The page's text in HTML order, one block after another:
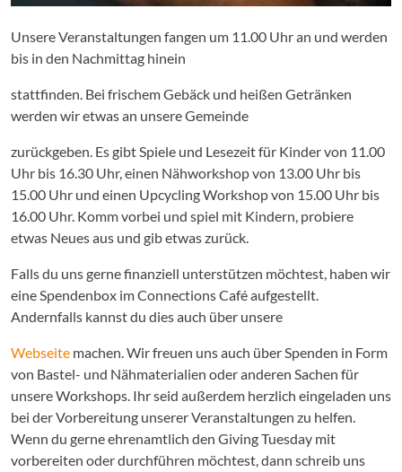
Unsere Veranstaltungen fangen um 11.00 Uhr an und werden
bis in den Nachmittag hinein
stattfinden. Bei frischem Gebäck und heißen Getränken
werden wir etwas an unsere Gemeinde
zurückgeben. Es gibt Spiele und Lesezeit für Kinder von 11.00
Uhr bis 16.30 Uhr, einen Nähworkshop von 13.00 Uhr bis
15.00 Uhr und einen Upcycling Workshop von 15.00 Uhr bis
16.00 Uhr. Komm vorbei und spiel mit Kindern, probiere
etwas Neues aus und gib etwas zurück.
Falls du uns gerne finanziell unterstützen möchtest, haben wir
eine Spendenbox im Connections Café aufgestellt.
Andernfalls kannst du dies auch über unsere
Webseite machen. Wir freuen uns auch über Spenden in Form
von Bastel- und Nähmaterialien oder anderen Sachen für
unsere Workshops. Ihr seid außerdem herzlich eingeladen uns
bei der Vorbereitung unserer Veranstaltungen zu helfen.
Wenn du gerne ehrenamtlich den Giving Tuesday mit
vorbereiten oder durchführen möchtest, dann schreib uns